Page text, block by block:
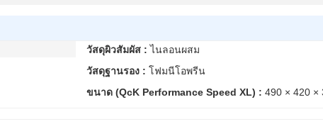
วัสดุผิวสัมผัส : ไนลอนผสม
วัสดุฐานรอง : โฟมนีโอพรีน
ขนาด (QcK Performance Speed XL) : 490 × 420 ×